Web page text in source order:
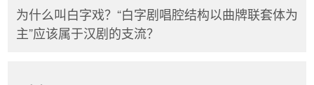
为什么叫白字戏？“白字剧唱腔结构以曲牌联套体为
主”应该属于汉剧的支流？